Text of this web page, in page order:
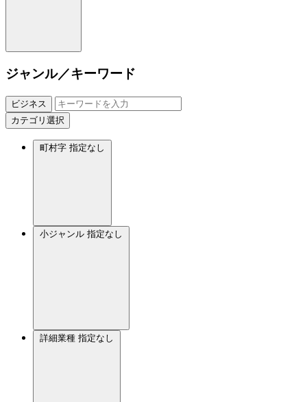
ジャンル／キーワード
ビジネス
カテゴリ選択
町村字 指定なし
小ジャンル 指定なし
詳細業種 指定なし